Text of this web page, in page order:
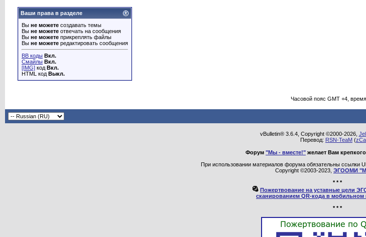
Ваши права в разделе
Вы не можете создавать темы
Вы не можете отвечать на сообщения
Вы не можете прикреплять файлы
Вы не можете редактировать сообщения
BB коды Вкл.
Смайлы Вкл.
[IMG] код Вкл.
HTML код Выкл.
Часовой пояс GMT +4,
vBulletin® 3.6.4, Copyright ©2000-2026,
Перевод: RSN-TeaM (
Форум "Мы - вместе!" желает Вам
При использовании материалов форума обязательны ссылки
Copyright ©2003-2023, ЭГООМИ
* * *
Пожертвование на уставные цели
сканированием QR-кода в
* * *